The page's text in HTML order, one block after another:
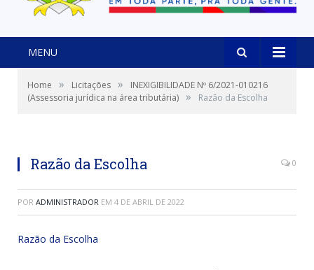
MENU
Home » Licitações »
INEXIGIBILIDADE Nº 6/2021-010216
(Assessoria jurídica na área tributária) » Razão da Escolha
Razão da Escolha 0
POR ADMINISTRADOR EM 4 DE ABRIL DE 2022
Razão da Escolha